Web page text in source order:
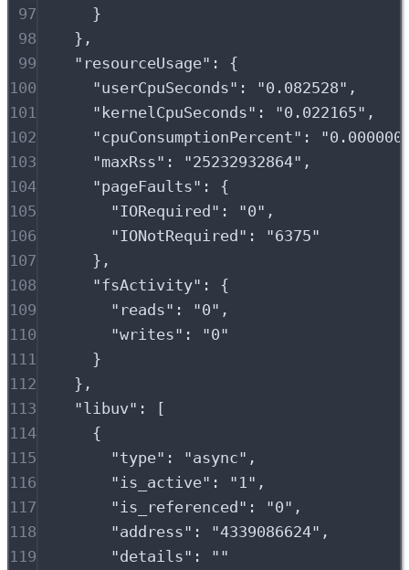
97
}
98
},
99
" resourceUsage" :
{
100
"userCpuSeconds" : "0.082528" ,
101
" kernelCpuSeconds" : "0.022165" ,
102
"cpuConsumptionPercent" : "0.000000
103
"maxRss" : "25232932864" ,
104
"pageFaults" :
{
105
"IORequired " : "0" ,
106
"IONotRequired " : "6375"
107
},
108
"fsActivity" :
{
109
" reads" : "0" ,
110
"writes" : "0"
111
}
112
},
113
"libuv" :
[
114
{
115
"type" : "async" ,
116
"is_active" : " 1" ,
117
"is_referenced " : "0" ,
118
"address" : "4339086624" ,
119
"details" :
""